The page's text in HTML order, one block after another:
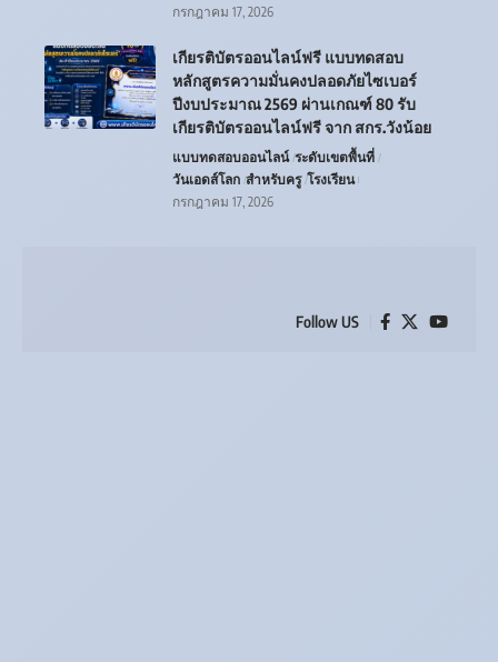
กรกฎาคม 17, 2026
เกียรติบัตรออนไลน์ฟรี แบบทดสอบ
หลักสูตรความมั่นคงปลอดภัยไซเบอร์
ปีงบประมาณ 2569 ผ่านเกณฑ์ 80 รับ
เกียรติบัตรออนไลน์ฟรี จาก สกร.วังน้อย
แบบทดสอบออนไลน์ ระดับเขตพื้นที่
วันเอดส์โลก สำหรับครู โรงเรียน
กรกฎาคม 17, 2026
Follow US